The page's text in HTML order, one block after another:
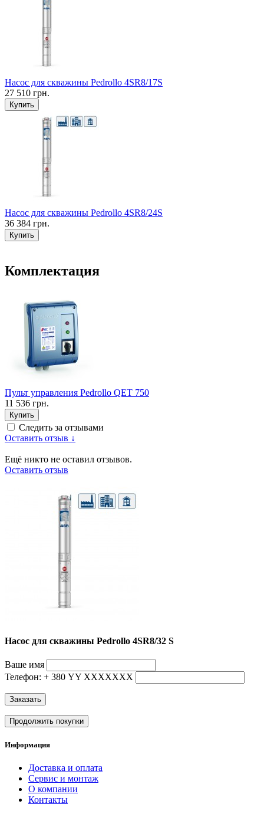
Насос для скважины Pedrollo 4SR8/17S
27 510 грн.
Купить
Насос для скважины Pedrollo 4SR8/24S
36 384 грн.
Купить
Комплектация
Пульт управления Pedrollo QET 750
11 536 грн.
Купить
Следить за отзывами
Оставить отзыв ↓
Ещё никто не оставил отзывов.
Оставить отзыв
Насос для скважины Pedrollo 4SR8/32 S
Ваше имя
Телефон: + 380 YY ХХХХХХХ
Заказать
Продолжить покупки
Информация
Доставка и оплата
Сервис и монтаж
О компании
Контакты